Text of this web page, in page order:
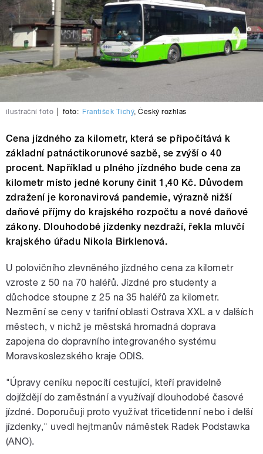
ilustrační foto foto: František Tichý,Český rozhlas
Cena jízdného za kilometr, která se připočítává k
základní patnáctikorunové sazbě, se zvýší o 40
procent. Například u plného jízdného bude cena za
kilometr místo jedné koruny činit 1,40 Kč. Důvodem
zdražení je koronavirová pandemie, výrazně nižší
daňové příjmy do krajského rozpočtu a nové daňové
zákony. Dlouhodobé jízdenky nezdraží, řekla mluvčí
krajského úřadu Nikola Birklenová.
U polovičního zlevněného jízdného cena za kilometr
vzroste z 50 na 70 haléřů. Jízdné pro studenty a
důchodce stoupne z 25 na 35 haléřů za kilometr.
Nezmění se ceny v tarifní oblasti Ostrava XXL a v dalších
městech, v nichž je městská hromadná doprava
zapojena do dopravního integrovaného systému
Moravskoslezského kraje ODIS.
"Úpravy ceníku nepocítí cestující, kteří pravidelně
dojíždějí do zaměstnání a využívají dlouhodobé časové
jízdné. Doporučuji proto využívat třicetidenní nebo i delší
jízdenky," uvedl hejtmanův náměstek Radek Podstawka
(ANO).